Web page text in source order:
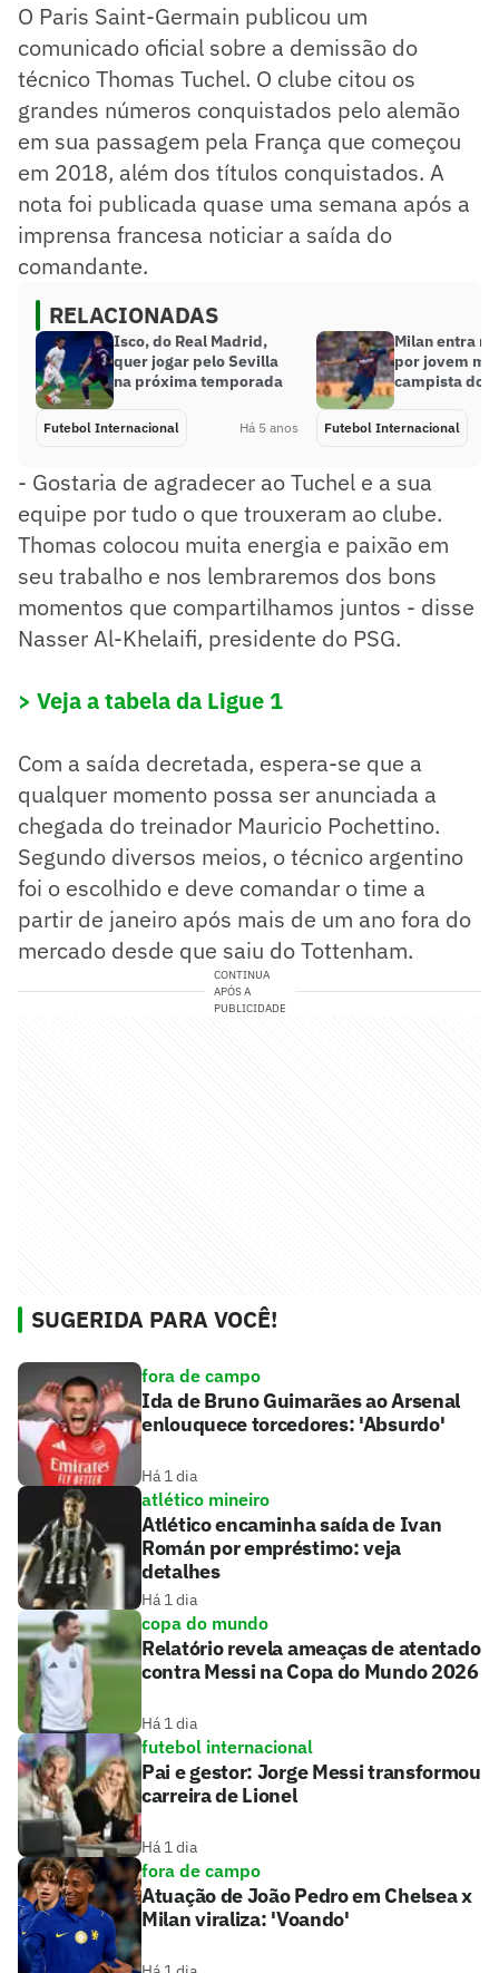
O Paris Saint-Germain publicou um
comunicado oficial sobre a demissão do
técnico Thomas Tuchel. O clube citou os
grandes números conquistados pelo alemão
em sua passagem pela França que começou
em 2018, além dos títulos conquistados. A
nota foi publicada quase uma semana após a
imprensa francesa noticiar a saída do
comandante.
RELACIONADAS
Isco, do Real Madrid,
quer jogar pelo Sevilla
na próxima temporada
Futebol Internacional Há 5 anos
Milan entra
por jovem
campista do
Futebol Internacional
- Gostaria de agradecer ao Tuchel e a sua
equipe por tudo o que trouxeram ao clube.
Thomas colocou muita energia e paixão em
seu trabalho e nos lembraremos dos bons
momentos que compartilhamos juntos - disse
Nasser Al-Khelaifi, presidente do PSG.
> Veja a tabela da Ligue 1
Com a saída decretada, espera-se que a
qualquer momento possa ser anunciada a
chegada do treinador Mauricio Pochettino.
Segundo diversos meios, o técnico argentino
foi o escolhido e deve comandar o time a
partir de janeiro após mais de um ano fora do
mercado desde que saiu do Tottenham.
CONTINUA
APÓS A
PUBLICIDADE
SUGERIDA PARA VOCÊ!
fora de campo
Ida de Bruno Guimarães ao Arsenal
enlouquece torcedores: 'Absurdo'
Há 1 dia
atlético mineiro
Atlético encaminha saída de Ivan
Román por empréstimo: veja
detalhes
Há 1 dia
copa do mundo
Relatório revela ameaças de atentado
contra Messi na Copa do Mundo 2026
Há 1 dia
futebol internacional
Pai e gestor: Jorge Messi transformou
carreira de Lionel
Há 1 dia
fora de campo
Atuação de João Pedro em Chelsea x
Milan viraliza: 'Voando'